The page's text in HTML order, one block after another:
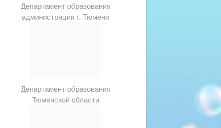
Департамент образования
администрации г. Тюмени
Департамент образования
Тюменской области